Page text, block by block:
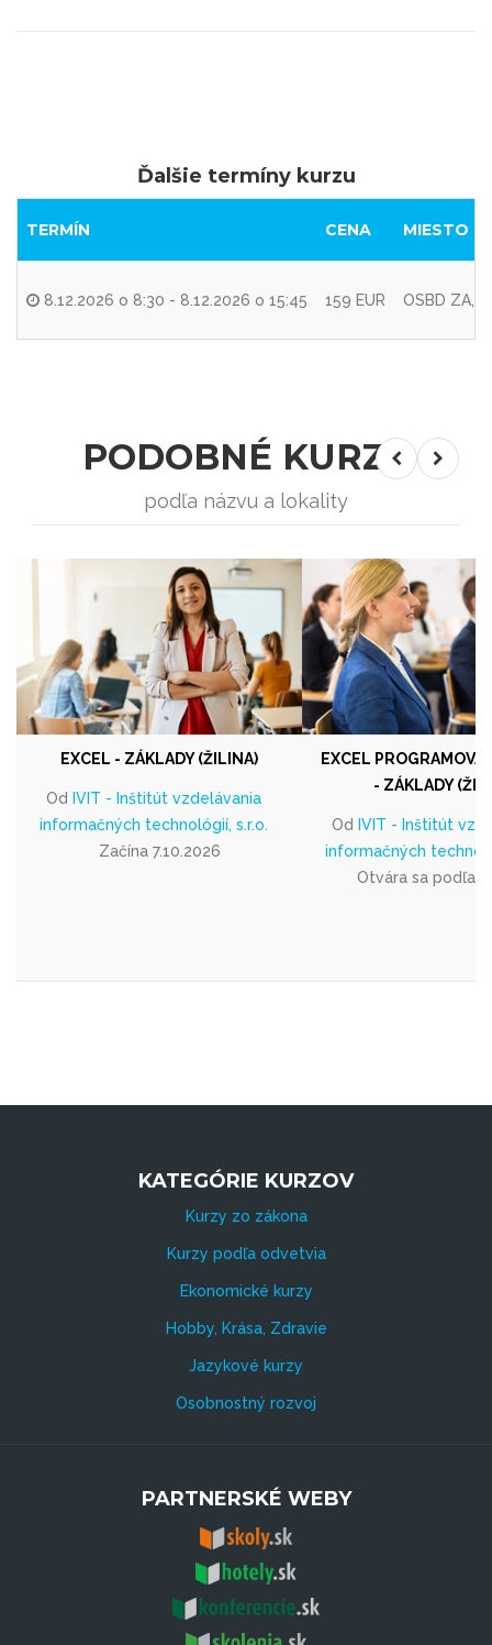
Ďalšie termíny kurzu
TERMÍN CENA MIESTO
8.12.2026 o 8:30 - 8.12.2026 o 15:45 159 EUR OSBD ZA,
PODOBNÉ KURZY
podľa názvu a lokality
EXCEL - ZÁKLADY (ŽILINA)
Od IVIT - Inštitút vzdelávania
informačných technológií, s.r.o.
Začína 7.10.2026
EXCEL
- ZÁKLADY
Od IVIT - Inštitút
informačných
Otvára sa podľa
KATEGÓRIE KURZOV
Kurzy zo zákona
Kurzy podľa odvetvia
Ekonomické kurzy
Hobby, Krása, Zdravie
Jazykové kurzy
Osobnostný rozvoj
PARTNERSKÉ WEBY